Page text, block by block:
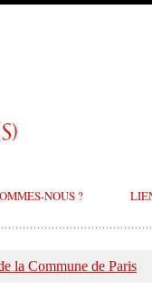
NOUS ?
la Commune de Paris